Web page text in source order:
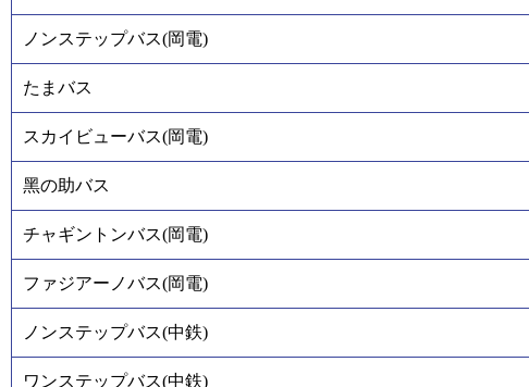
ノンステップバス(岡電)
たまバス
スカイビューバス(岡電)
黑の助バス
チャギントンバス(岡電)
ファジアーノバス(岡電)
ノンステップバス(中鉄)
ワンステップバス(中鉄)